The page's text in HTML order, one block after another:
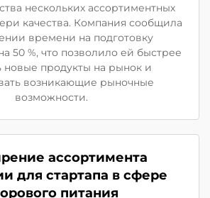
нескольких ассортиментных
качества. Компания сообщила
времени на подготовку
50 %, что позволило ей быстрее
новые продукты на рынок и
возникающие рыночные
возможности.
ассортимента
для стартапа в сфере
питания